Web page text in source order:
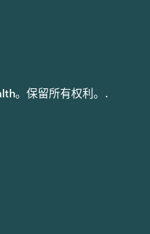
。保留所有权利。.